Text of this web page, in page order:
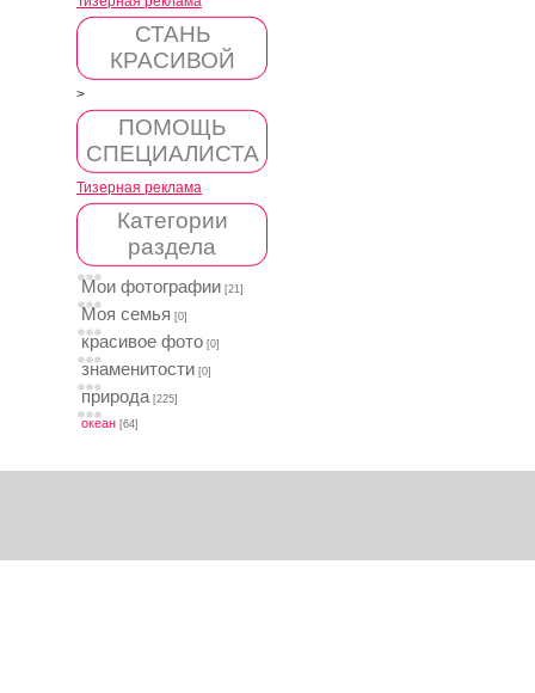
СТАНЬ
КРАСИВОЙ
>
ПОМОЩЬ
СПЕЦИАЛИСТА
Тизерная реклама
Категории
раздела
Мои фотографии [21]
Моя семья [0]
красивое фото [0]
знаменитости [0]
природа [225]
океан [64]